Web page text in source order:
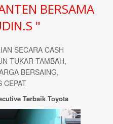
BERSAMA
"
SECARA CASH
TUKAR TAMBAH,
BERSAING,
CEPAT
Terbaik Toyota